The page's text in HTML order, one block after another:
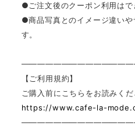
●ご注文後のクーポン利用は
●商品写真とのイメージ違い
す。
【ご利用規約】
ご購入前にこちらをお読みく
https://www.cafe-la-